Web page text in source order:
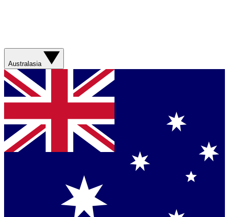
Australasia